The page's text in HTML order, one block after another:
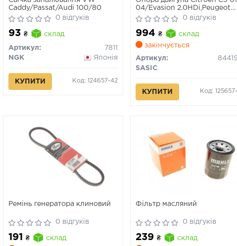
Caddy/Passat/Audi 100/80
0 відгуків
93 ₴ склад
Артикул:
7811
NGK
Японія
КУПИТИ Код: 124657-42
04/Evasion 2.0HDi,Peugeot
806 2.0HDi/807 2.0 / 2.2 HDi
04-
0 відгуків
994 ₴
склад
закінчується
Артикул:
SASIC
КУПИТИ Код:
Ремінь генератора клиновий
0 відгуків
191 ₴
склад
Фільтр масляний
0 відгуків
239 ₴
склад